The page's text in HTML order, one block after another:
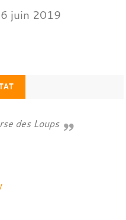
juin 2019
des Loups